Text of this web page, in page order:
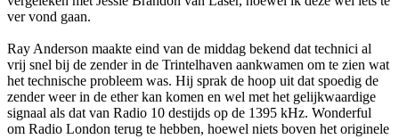
ver vond gaan.
Ray Anderson maakte eind van de middag bekend dat technici al
vrij snel bij de zender in de Trintelhaven aankwamen om te zien wat
het technische probleem was. Hij sprak de hoop uit dat spoedig de
zender weer in de ether kan komen en wel met het gelijkwaardige
signaal als dat van Radio 10 destijds op de 1395 kHz. Wonderful
om Radio London terug te hebben, hoewel niets boven het originele